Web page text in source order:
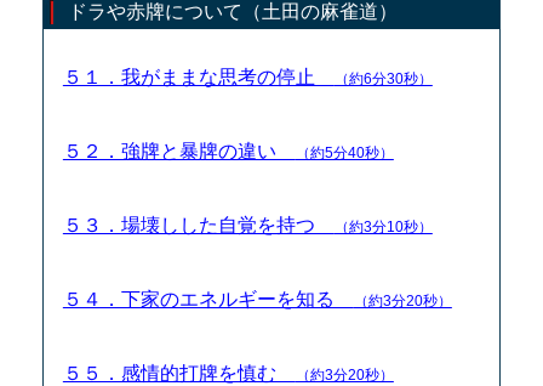
ドラや赤牌について（土田の麻雀道）
５１．我がままな思考の停止 （約6分30秒）
５２．強牌と暴牌の違い （約5分40秒）
５３．場壊しした自覚を持つ （約3分10秒）
５４．下家のエネルギーを知る （約3分20秒）
５５．感情的打牌を慎む （約3分20秒）